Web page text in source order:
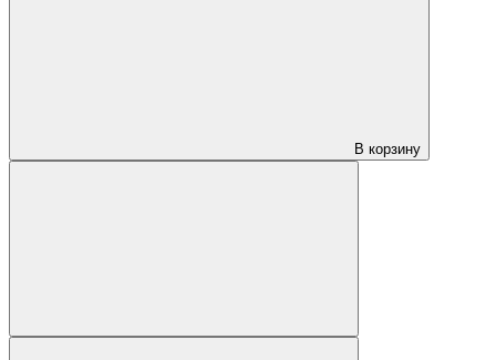
В корзину